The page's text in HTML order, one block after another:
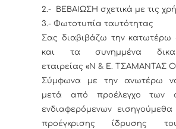
2.- ΒΕΒΑΙΩΣΗ σχετικά με τις
3.- Φωτοτυπία ταυτότητας
Σας διαβιβάζω την κατωτέρω
και τα συνημμένα
εταιρείας «Ν & Ε. ΤΣΑΜΑΝΤΑΣ
Σύμφωνα με την ανωτέρω
μετά από προέλεγχο των
ενδιαφερόμενων
προέγκρισης ίδρυσης